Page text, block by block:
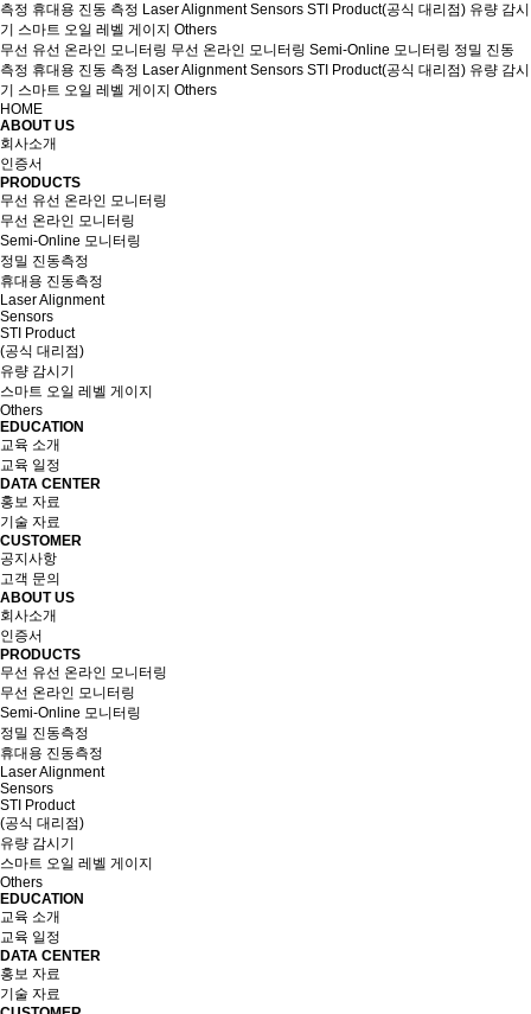
측정 휴대용 진동 측정 Laser AlignmentSensors STI Product(공식 대리점) 유량 감시
기 스마트 오일 레벨 게이지 Others
무선 유선 온라인 모니터링 무선 온라인 모니터링 Semi-Online 모니터링 정밀 진동
측정 휴대용 진동 측정 Laser AlignmentSensors STI Product(공식 대리점) 유량 감시
기 스마트 오일 레벨 게이지 Others
HOME
ABOUT US
회사소개
인증서
PRODUCTS
무선 유선 온라인 모니터링
무선 온라인 모니터링
Semi-Online 모니터링
정밀 진동측정
휴대용 진동측정
Laser Alignment
Sensors
STI Product
(공식 대리점)
유량 감시기
스마트 오일 레벨 게이지
Others
EDUCATION
교육 소개
교육 일정
DATA CENTER
홍보 자료
기술 자료
CUSTOMER
공지사항
고객 문의
ABOUT US
회사소개
인증서
PRODUCTS
무선 유선 온라인 모니터링
무선 온라인 모니터링
Semi-Online 모니터링
정밀 진동측정
휴대용 진동측정
Laser Alignment
Sensors
STI Product
(공식 대리점)
유량 감시기
스마트 오일 레벨 게이지
Others
EDUCATION
교육 소개
교육 일정
DATA CENTER
홍보 자료
기술 자료